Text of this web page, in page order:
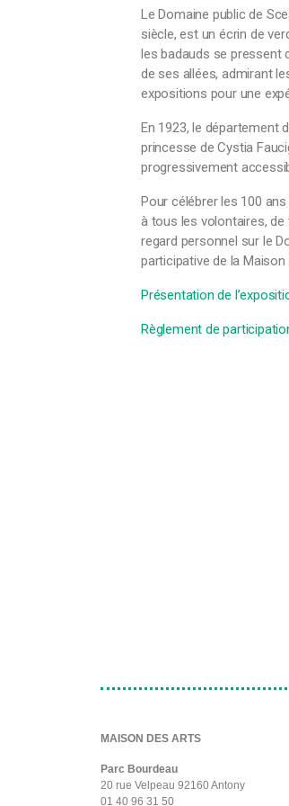
Le Domaine public de
siècle, est un écrin de
les badauds se pressent
de ses allées, admirant
expositions pour une
En 1923, le département
princesse de Cystia
progressivement
Pour célébrer les 100
à tous les volontaires,
regard personnel sur le
participative de la
Présentation de
Règlement de
MAISON DES ARTS
Parc Bourdeau
20 rue Velpeau 92160 Antony
01 40 96 31 50